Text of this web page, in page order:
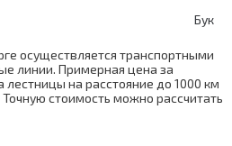
Бук
осуществляется транспортными
линии. Примерная цена за
лестницы на расстояние до 1000 км
стоимость можно рассчитать